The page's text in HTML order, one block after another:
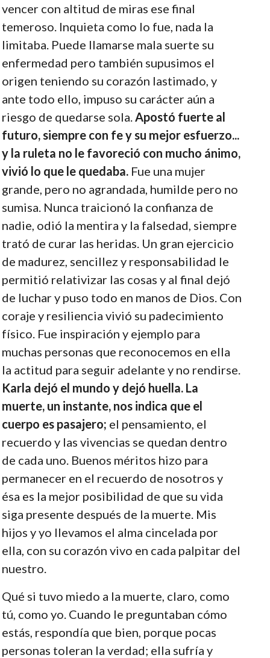
vencer con altitud de miras ese final
temeroso. Inquieta como lo fue, nada la
limitaba. Puede llamarse mala suerte su
enfermedad pero también supusimos el
origen teniendo su corazón lastimado, y
ante todo ello, impuso su carácter aún a
riesgo de quedarse sola. Apostó fuerte al
futuro, siempre con fe y su mejor esfuerzo...
y la ruleta no le favoreció con mucho ánimo,
vivió lo que le quedaba.Fue una mujer
grande, pero no agrandada, humilde pero no
sumisa. Nunca traicionó la confianza de
nadie, odió la mentira y la falsedad, siempre
trató de curar las heridas. Un gran ejercicio
de madurez, sencillez y responsabilidad le
permitió relativizar las cosas y al final dejó
de luchar y puso todo en manos de Dios. Con
coraje y resiliencia vivió su padecimiento
físico. Fue inspiración y ejemplo para
muchas personas que reconocemos en ella
la actitud para seguir adelante y no rendirse.
Karla dejó el mundo y dejó huella. La
muerte, un instante, nos indica que el
cuerpo es pasajero; el pensamiento, el
recuerdo y las vivencias se quedan dentro
de cada uno. Buenos méritos hizo para
permanecer en el recuerdo de nosotros y
ésa es la mejor posibilidad de que su vida
siga presente después de la muerte. Mis
hijos y yo llevamos el alma cincelada por
ella, con su corazón vivo en cada palpitar del
nuestro.
Qué si tuvo miedo a la muerte, claro, como
tú, como yo. Cuando le preguntaban cómo
estás, respondía que bien, porque pocas
personas toleran la verdad; ella sufría y